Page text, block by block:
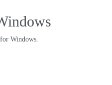
Windows.